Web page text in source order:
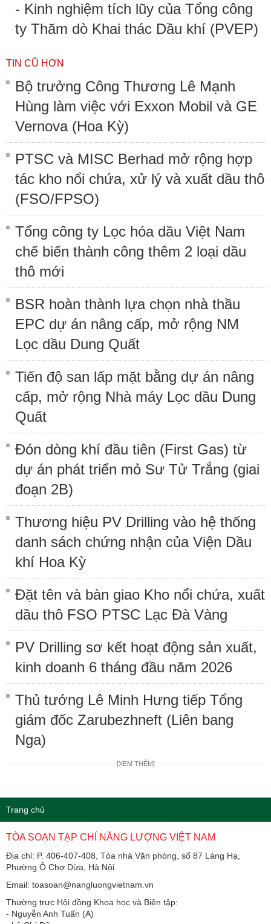
- Kinh nghiệm tích lũy của Tổng công
ty Thăm dò Khai thác Dầu khí (PVEP)
TIN CŨ HƠN
Bộ trưởng Công Thương Lê Mạnh
Hùng làm việc với Exxon Mobil và GE
Vernova (Hoa Kỳ)
PTSC và MISC Berhad mở rộng hợp
tác kho nổi chứa, xử lý và xuất dầu thô
(FSO/FPSO)
Tổng công ty Lọc hóa dầu Việt Nam
chế biến thành công thêm 2 loại dầu
thô mới
BSR hoàn thành lựa chọn nhà thầu
EPC dự án nâng cấp, mở rộng NM
Lọc dầu Dung Quất
Tiến độ san lấp mặt bằng dự án nâng
cấp, mở rộng Nhà máy Lọc dầu Dung
Quất
Đón dòng khí đầu tiên (First Gas) từ
dự án phát triển mỏ Sư Tử Trắng (giai
đoạn 2B)
Thương hiệu PV Drilling vào hệ thống
danh sách chứng nhận của Viện Dầu
khí Hoa Kỳ
Đặt tên và bàn giao Kho nổi chứa, xuất
dầu thô FSO PTSC Lạc Đà Vàng
PV Drilling sơ kết hoạt động sản xuất,
kinh doanh 6 tháng đầu năm 2026
Thủ tướng Lê Minh Hưng tiếp Tổng
giám đốc Zarubezhneft (Liên bang
Nga)
[XEM THÊM]
Trang chủ
TÒA SOẠN TẠP CHÍ NĂNG LƯỢNG VIỆT NAM
Địa chỉ: P. 406-407-408, Tòa nhà Văn phòng, số 87 Láng Hạ,
Phường Ô Chợ Dừa, Hà Nội
Email: toasoan@nangluongvietnam.vn
Thường trực Hội đồng Khoa học và Biên tập:
​​​​​​- Nguyễn Anh Tuấn (A)